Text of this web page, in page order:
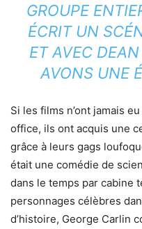
GROUPE
ÉCRIT UN
ET AVEC
AVONS UNE
Si les films n’ont jamais
office, ils ont acquis une
grâce à leurs gags
était une comédie de
dans le temps par cabine
personnages célèbres
d’histoire, George Carlin